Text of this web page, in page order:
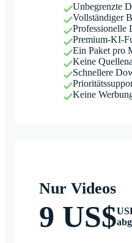
Unbegrenzte
Vollständiger
Professionelle
Premium-KI-
Ein Paket pro
Keine
Schnellere
Keine
Nur Videos
9 US$